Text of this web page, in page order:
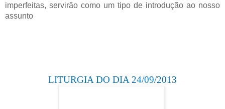
imperfeitas, servirão como um tipo de introdução ao nosso
assunto
LITURGIA DO DIA 24/09/2013